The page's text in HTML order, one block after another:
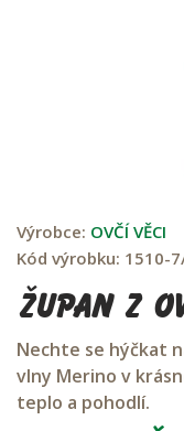
Výrobce: OVČÍ VĚCI
Kód výrobku: 1510-
Župan z
Nechte se hýčkat
vlny Merino v
teplo a pohodlí.